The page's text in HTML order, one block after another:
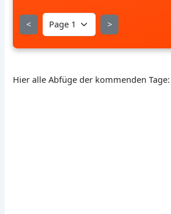
< >
Hier alle Abfüge der kommenden Tage: